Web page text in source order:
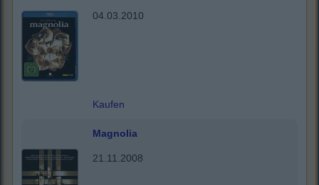
04.03.2010
Kaufen
Magnolia
21.11.2008